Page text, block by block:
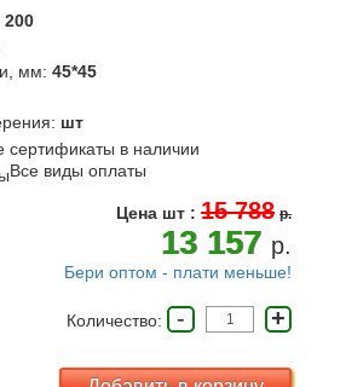
200
мм: 45*45
шт
в наличии
Все виды оплаты
Цена шт : 15 788 p.
13 157 p.
Бери оптом - плати меньше!
Количество: - +